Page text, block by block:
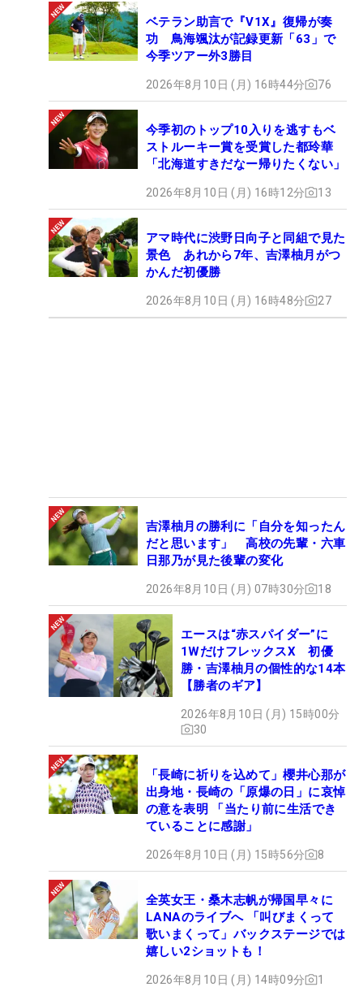
ベテラン助言で『V1X』復帰が奏
功 鳥海颯汰が記録更新「63」で
今季ツアー外3勝目
2026年8月10日 (月) 16時44分 76
今季初のトップ10入りを逃すもベ
ストルーキー賞を受賞した都玲華
「北海道すきだなー帰りたくない」
2026年8月10日 (月) 16時12分 13
アマ時代に渋野日向子と同組で見た
景色 あれから7年、吉澤柚月がつ
かんだ初優勝
2026年8月10日 (月) 16時48分 27
吉澤柚月の勝利に「自分を知ったん
だと思います」 高校の先輩・六車
日那乃が見た後輩の変化
2026年8月10日 (月) 07時30分 18
エースは“赤スパイダー”に
1WだけフレックスX 初優
勝・吉澤柚月の個性的な14本
【勝者のギア】
2026年8月10日 (月) 15時00分
30
「長崎に祈りを込めて」櫻井心那が
出身地・長崎の「原爆の日」に哀悼
の意を表明 「当たり前に生活でき
ていることに感謝」
2026年8月10日 (月) 15時56分 8
全英女王・桑木志帆が帰国早々に
LANAのライブへ 「叫びまくって
歌いまくって」バックステージでは
嬉しい2ショットも！
2026年8月10日 (月) 14時09分 1